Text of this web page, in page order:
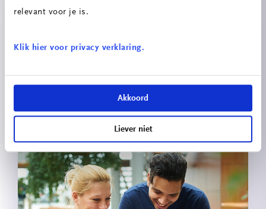
relevant voor je is.
Klik hier voor privacy verklaring.
Akkoord
Liever niet